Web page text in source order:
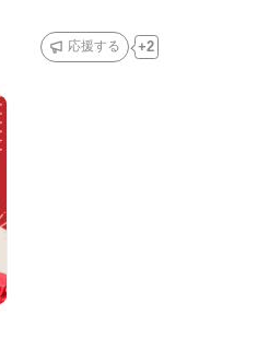
応援する 2